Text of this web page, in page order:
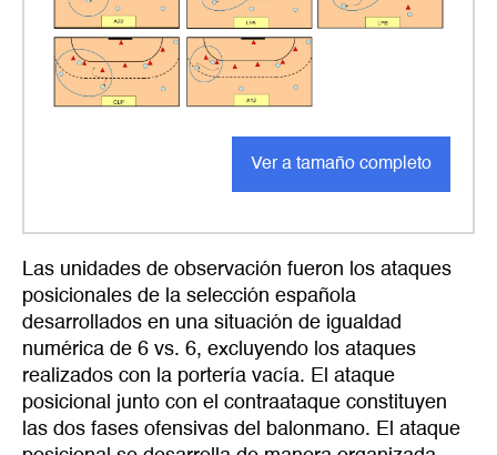
Ver a tamaño completo
Las unidades de observación fueron los ataques
posicionales de la selección española
desarrollados en una situación de igualdad
numérica de 6 vs. 6, excluyendo los ataques
realizados con la portería vacía. El ataque
posicional junto con el contraataque constituyen
las dos fases ofensivas del balonmano. El ataque